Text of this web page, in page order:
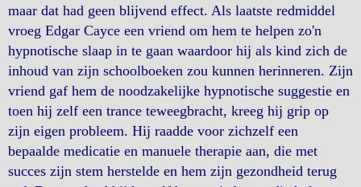
maar dat had geen blijvend effect. Als laatste redmiddel
vroeg Edgar Cayce een vriend om hem te helpen zo'n
hypnotische slaap in te gaan waardoor hij als kind zich de
inhoud van zijn schoolboeken zou kunnen herinneren. Zijn
vriend gaf hem de noodzakelijke hypnotische suggestie en
toen hij zelf een trance teweegbracht, kreeg hij grip op
zijn eigen probleem. Hij raadde voor zichzelf een
bepaalde medicatie en manuele therapie aan, die met
succes zijn stem herstelde en hem zijn gezondheid terug